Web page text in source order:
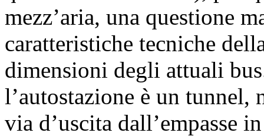
mezz’aria, una questione
caratteristiche tecniche
dimensioni degli attuali
l’autostazione è un tunnel,
via d’uscita dall’empasse